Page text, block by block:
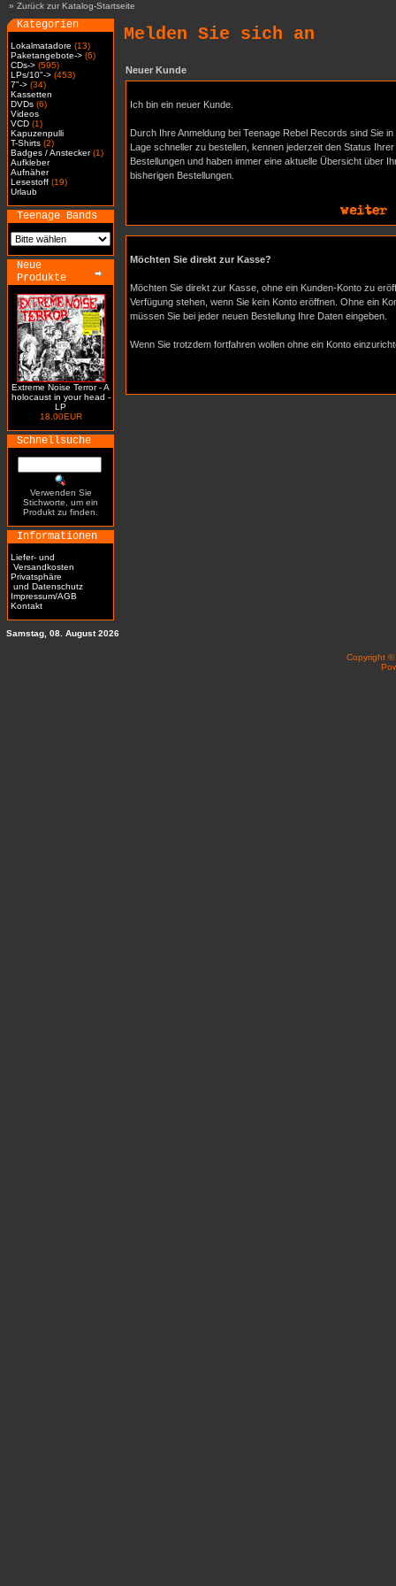
» Zurück zur Katalog-Startseite
Kategorien
Lokalmatadore (13)
Paketangebote-> (6)
CDs-> (595)
LPs/10"-> (453)
7"-> (34)
Kassetten
DVDs (6)
Videos
VCD (1)
Kapuzenpulli
T-Shirts (2)
Badges / Anstecker(1)
Aufkleber
Aufnäher
Lesestoff (19)
Urlaub
Teenage Bands
Neue
Produkte
Extreme Noise Terror - A
holocaust in your head -
LP
18.00EUR
Schnellsuche
Verwenden Sie
Stichworte, um ein
Produkt zu finden.
Informationen
Liefer- und
Versandkosten
Privatsphäre
und Datenschutz
Impressum/AGB
Kontakt
Melden Sie sich an
Neuer Kunde
Ich bin ein neuer Kunde.
Durch Ihre Anmeldung bei Teenage Rebel Records sind Sie in
Lage schneller zu bestellen, kennen jederzeit den Status Ihrer
Bestellungen und haben immer eine aktuelle Übersicht über
bisherigen Bestellungen.
Möchten Sie direkt zur Kasse?
Möchten Sie direkt zur Kasse, ohne ein Kunden-Konto zu
Verfügung stehen, wenn Sie kein Konto eröffnen. Ohne ein
müssen Sie bei jeder neuen Bestellung Ihre Daten eingeben.
Wenn Sie trotzdem fortfahren wollen ohne ein Konto
Samstag, 08. August 2026
Copyright